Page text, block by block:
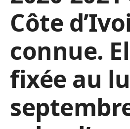
Côte
connue.
fixée au